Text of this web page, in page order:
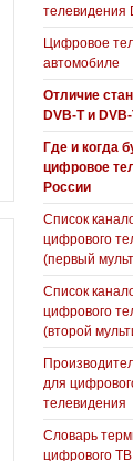
телевидения
Цифровое
автомобиле
Отличие
DVB-T и
Где и когда
цифровое
России
Список
цифрового
(первый
Список
цифрового
(второй
для
телевидения
Словарь
цифрового ТВ